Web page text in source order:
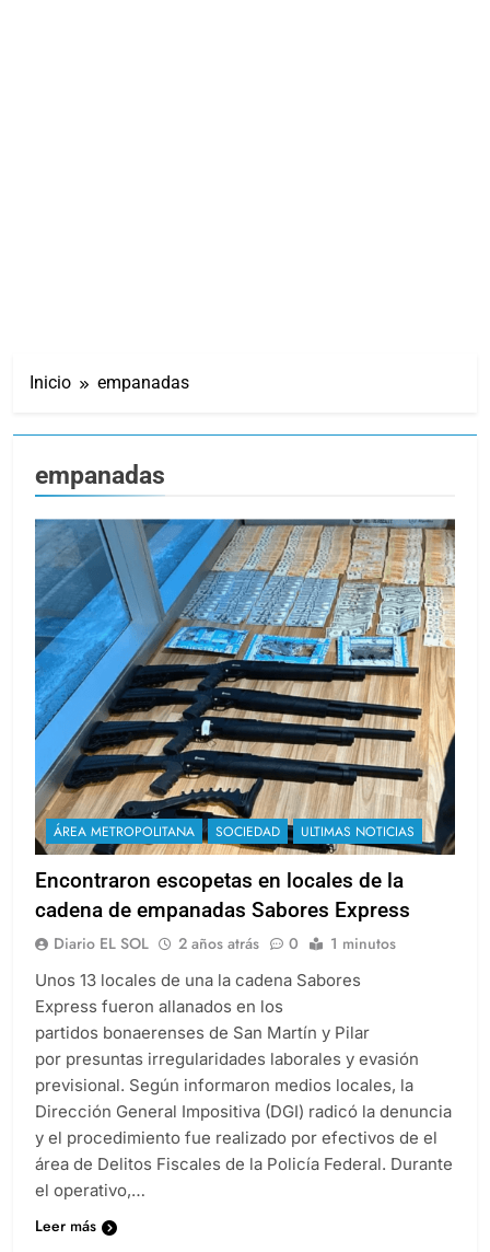
Inicio empanadas
empanadas
ÁREA METROPOLITANA SOCIEDAD ULTIMAS NOTICIAS
Encontraron escopetas en locales de la
cadena de empanadas Sabores Express
Diario EL SOL 2 años atrás 0 1 minutos
Unos 13 locales de una la cadena Sabores
Express fueron allanados en los
partidos bonaerenses de San Martín y Pilar
por presuntas irregularidades laborales y evasión
previsional. Según informaron medios locales, la
Dirección General Impositiva (DGI) radicó la denuncia
y el procedimiento fue realizado por efectivos de el
área de Delitos Fiscales de la Policía Federal. Durante
el operativo,…
Leer más